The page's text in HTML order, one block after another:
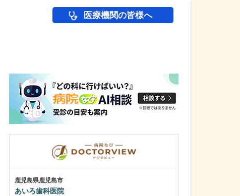
医療機関の皆様へ
鹿児島県鹿児島市
あいろ歯科医院